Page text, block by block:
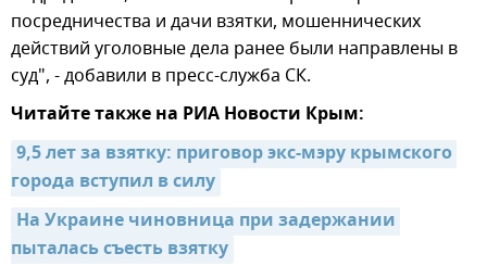
посредничества и дачи взятки, мошеннических
действий уголовные дела ранее были направлены в
суд", - добавили в пресс-служба СК.
Читайте также на РИА Новости Крым:
9,5 лет за взятку: приговор экс-мэру крымского
города вступил в силу
На Украине чиновница при задержании
пыталась съесть взятку